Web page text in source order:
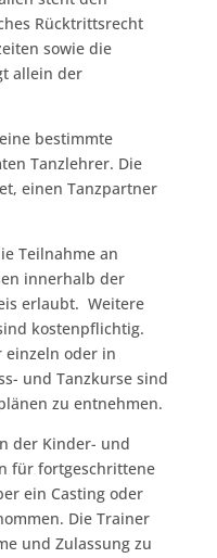
Rücktrittsrecht
sowie die
allein der
bestimmte
Tanzlehrer. Die
einen Tanzpartner
Teilnahme an
innerhalb der
erlaubt. Weitere
kostenpflichtig.
einzeln oder in
und Tanzkurse sind
zu entnehmen.
der Kinder- und
für fortgeschrittene
ein Casting oder
Die Trainer
und Zulassung zu